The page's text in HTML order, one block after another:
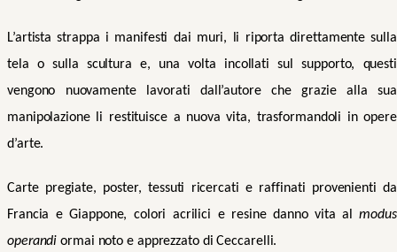
L’artista strappa i manifesti dai muri, li riporta direttamente sulla
tela o sulla scultura e, una volta incollati sul supporto, questi
vengono nuovamente lavorati dall’autore che grazie alla sua
manipolazione li restituisce a nuova vita, trasformandoli in opere
d’arte.
Carte pregiate, poster, tessuti ricercati e raffinati provenienti da
Francia e Giappone, colori acrilici e resine danno vita al
modus
operandiormai noto e apprezzato di Ceccarelli.